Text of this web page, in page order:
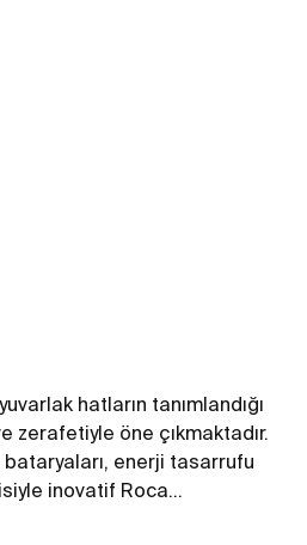
hatların tanımlandığı
zerafetiyle öne çıkmaktadır.
enerji tasarrufu
inovatif Roca